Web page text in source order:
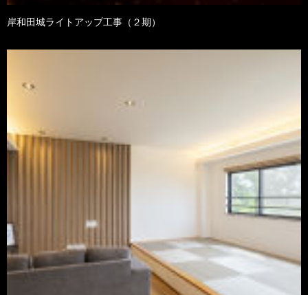
岸和田城ライトアップ工事（２期）